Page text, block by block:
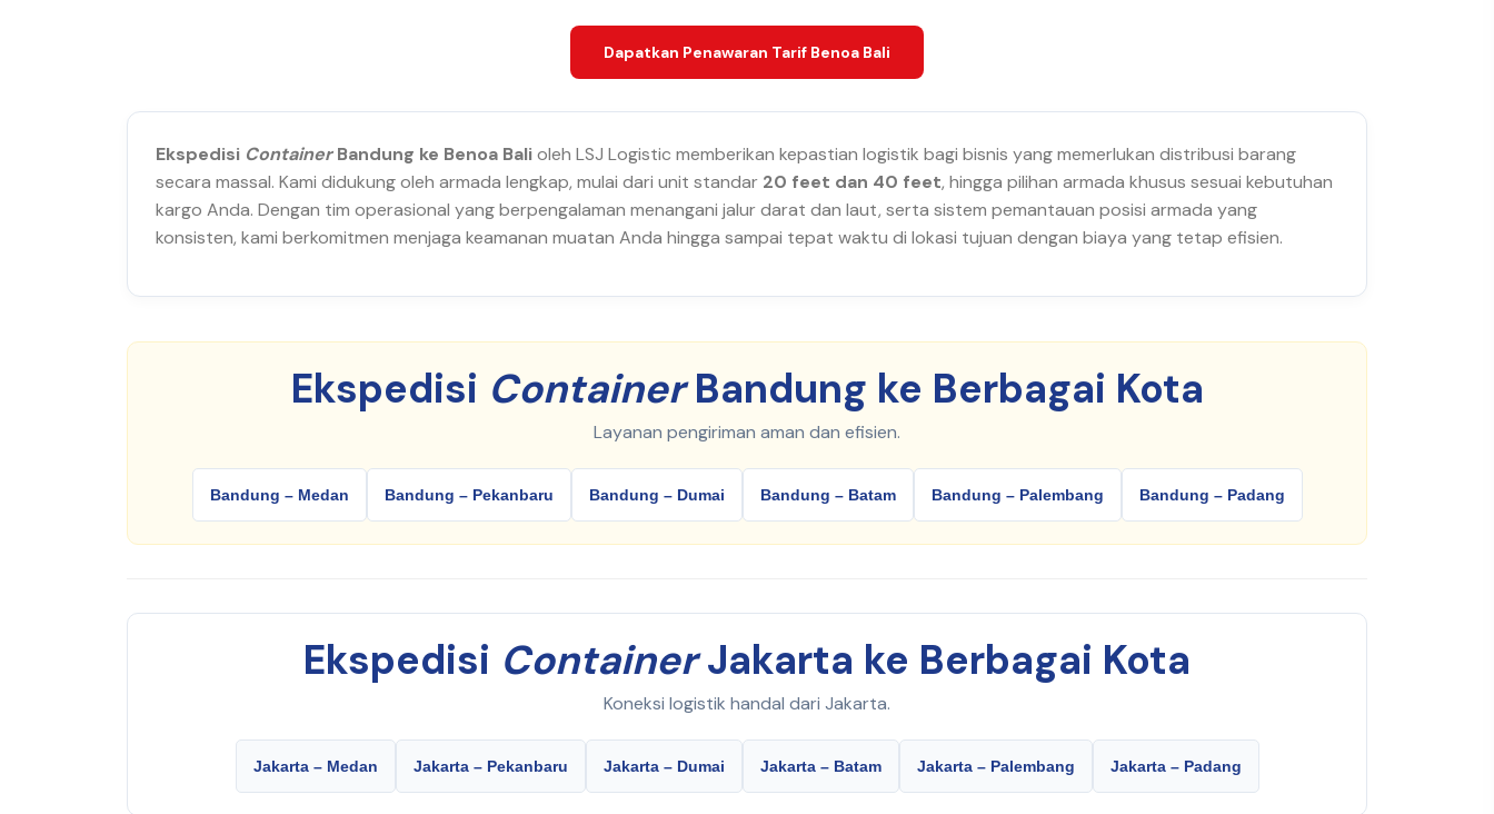
Dapatkan Penawaran Tarif Benoa Bali
Ekspedisi ContainerBandung ke Benoa Balioleh LSJ Logistic memberikan kepastian logistik bagi bisnis yang memerlukan distribusi barang
secara massal. Kami didukung oleh armada lengkap, mulai dari unit standar 20 feet dan 40 feet, hingga pilihan armada khusus sesuai kebutuhan
kargo Anda. Dengan tim operasional yang berpengalaman menangani jalur darat dan laut, serta sistem pemantauan posisi armada yang
konsisten, kami berkomitmen menjaga keamanan muatan Anda hingga sampai tepat waktu di lokasi tujuan dengan biaya yang tetap efisien.
Ekspedisi ContainerBandung ke Berbagai Kota
Layanan pengiriman aman dan efisien.
Bandung – Medan Bandung – Pekanbaru Bandung – Dumai Bandung – Batam Bandung – Palembang Bandung – Padang
Ekspedisi ContainerJakarta ke Berbagai Kota
Koneksi logistik handal dari Jakarta.
Jakarta – Medan Jakarta – Pekanbaru Jakarta – Dumai Jakarta – Batam Jakarta – Palembang Jakarta – Padang